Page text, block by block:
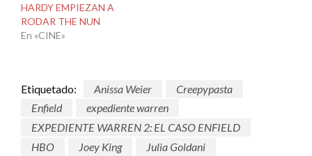
HARDY EMPIEZAN A
RODAR THE NUN
En «CINE»
Etiquetado: Anissa Weier
Creepypasta
Enfield
expediente warren
EXPEDIENTE WARREN 2: EL CASO ENFIELD
HBO
Joey King
Julia Goldani